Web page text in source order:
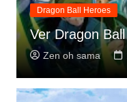
Dragon Ball Heroes
Ver Dragon
Zen oh sama